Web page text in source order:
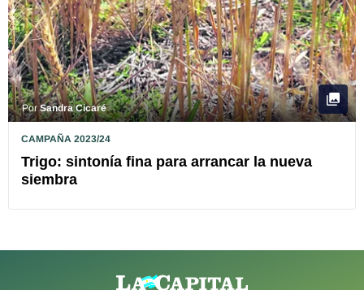
PorSandra Cicaré
CAMPAÑA 2023/24
Trigo: sintonía fina para arrancar la nueva
siembra